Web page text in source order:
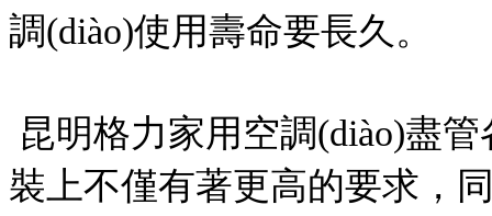
調(diào)使用壽命要長久。
昆明格力家用空調(diào)盡
裝上不僅有著更高的要求，